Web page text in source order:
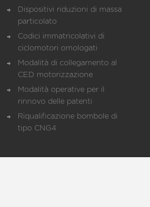
Dispositivi riduzioni di massa
particolato
Codici immatricolativi di
ciclomotori omologati
Modalità di collegamento al
CED motorizzazione
Modalità operative per il
rinnovo delle patenti
Riqualificazione bombole di
tipo CNG4